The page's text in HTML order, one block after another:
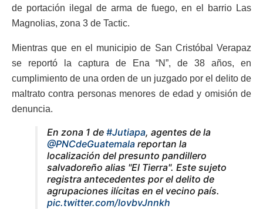
de portación ilegal de arma de fuego, en el barrio Las
Magnolias, zona 3 de Tactic.
Mientras que en el municipio de San Cristóbal Verapaz
se reportó la captura de Ena “N”, de 38 años, en
cumplimiento de una orden de un juzgado por el delito de
maltrato contra personas menores de edad y omisión de
denuncia.
En zona 1 de #Jutiapa, agentes de la
@PNCdeGuatemala reportan la
localización del presunto pandillero
salvadoreño alias "El Tierra". Este sujeto
registra antecedentes por el delito de
agrupaciones ilícitas en el vecino país.
pic.twitter.com/lovbvJnnkh